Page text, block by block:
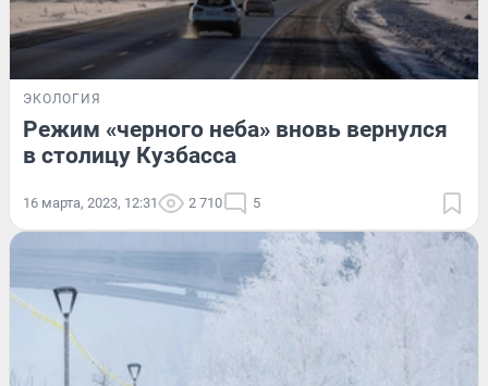
ЭКОЛОГИЯ
Режим «черного неба» вновь вернулся
в столицу Кузбасса
16 марта, 2023, 12:31 2 710 5